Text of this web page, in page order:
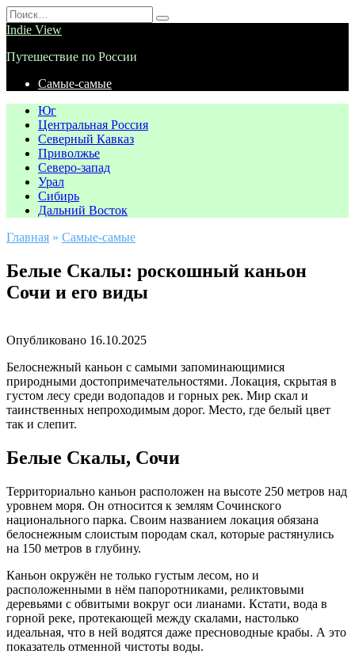
Перейти
к
Search
for:
Indie View
Путешествие по России
Самые-самые
Юг
Центральная Россия
Северный Кавказ
Приволжье
Северо-запад
Урал
Сибирь
Дальний Восток
Главная » Самые-самые
Белые Скалы: роскошный каньон
Сочи и его виды
Опубликовано 16.10.2025
Белоснежный каньон с самыми запоминающимися
природными достопримечательностями. Локация, скрытая в
густом лесу среди водопадов и горных рек. Мир скал и
таинственных непроходимым дорог. Место, где белый цвет
так и слепит.
Белые Скалы, Сочи
Территориально каньон расположен на высоте 250 метров над
уровнем моря. Он относится к землям Сочинского
национального парка. Своим названием локация обязана
белоснежным слоистым породам скал, которые растянулись
на 150 метров в глубину.
Каньон окружён не только густым лесом, но и
расположенными в нём папоротниками, реликтовыми
деревьями с обвитыми вокруг оси лианами. Кстати, вода в
горной реке, протекающей между скалами, настолько
идеальная, что в ней водятся даже пресноводные крабы. А это
показатель отменной чистоты воды.